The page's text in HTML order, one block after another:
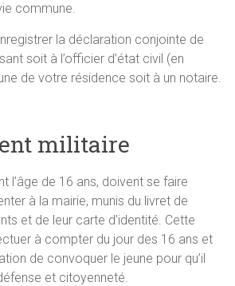
commune.
la déclaration conjointe de
soit à l’officier d’état civil (en
de votre résidence soit à un notaire.
militaire
l’âge de 16 ans, doivent se faire
à la mairie, munis du livret de
et de leur carte d’identité. Cette
à compter du jour des 16 ans et
de convoquer le jeune pour qu’il
et citoyenneté.